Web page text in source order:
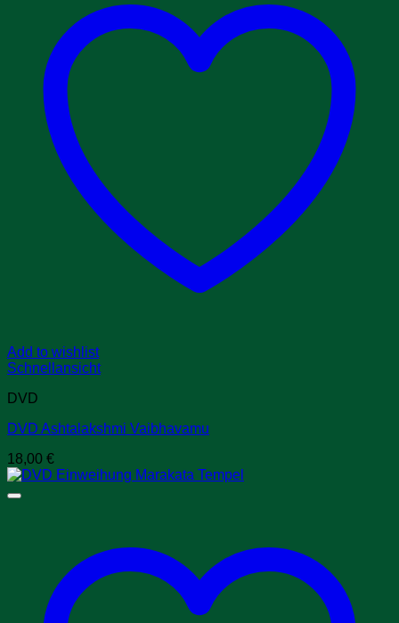
Add to wishlist
Schnellansicht
DVD
DVD Ashtalakshmi Vaibhavamu
18,00 €